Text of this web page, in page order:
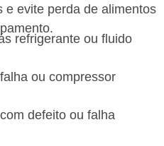
e evite perda de alimentos
refrigerante ou fluido
ou compressor
defeito ou falha